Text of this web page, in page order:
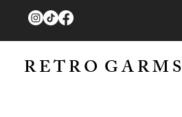
R E T R O G A R M S